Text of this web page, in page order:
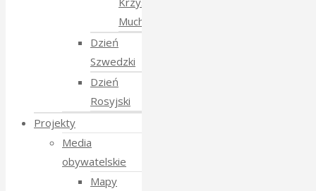
Mucharskim
Dzień
Szwedzki
Dzień
Rosyjski
Projekty
Media
obywatelskie
Mapy